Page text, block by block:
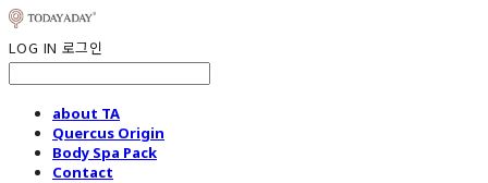
LOG IN 로그인
about TA
Quercus Origin
Body Spa Pack
Contact